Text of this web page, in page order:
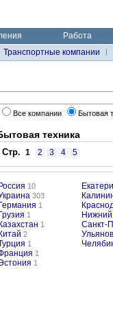
Работа
Транспортные компании
Все компании Бытовая
техника
Стр. 1 2 3 4 5
Россия 10
303
Германия 1
Грузия 1
Казахстан 1
Китай 2
1
1
1
Санкт-